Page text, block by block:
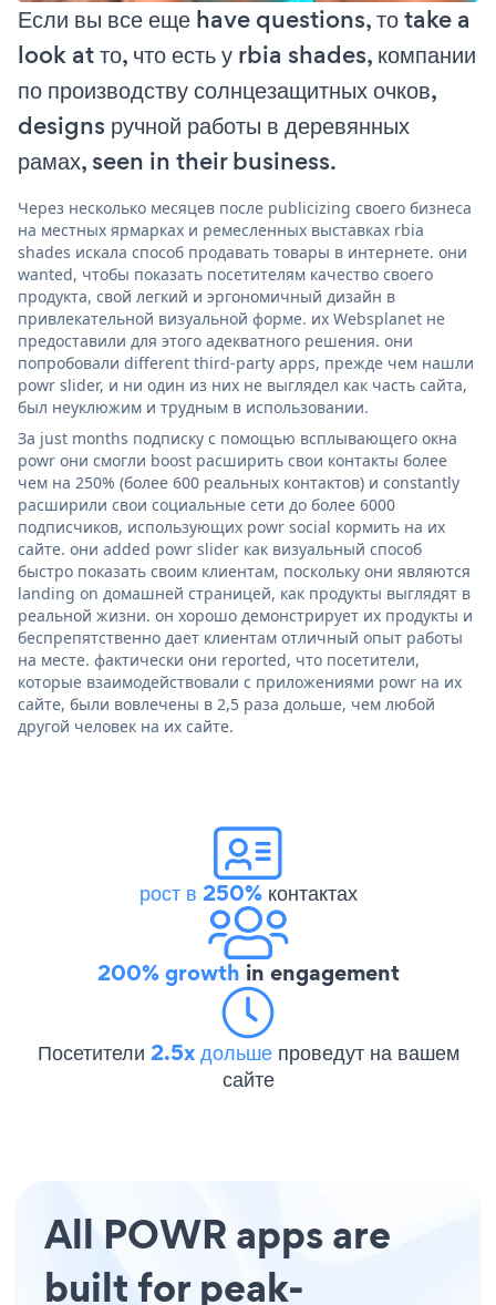
Если вы все еще have questions, то take a
look at то, что есть у rbia shades, компании
по производству солнцезащитных очков,
designs ручной работы в деревянных
рамах, seen in their business.
Через несколько месяцев после publicizing своего бизнеса
на местных ярмарках и ремесленных выставках rbia
shades искала способ продавать товары в интернете. они
wanted, чтобы показать посетителям качество своего
продукта, свой легкий и эргономичный дизайн в
привлекательной визуальной форме. их Websplanet не
предоставили для этого адекватного решения. они
попробовали different third-party apps, прежде чем нашли
powr slider, и ни один из них не выглядел как часть сайта,
был неуклюжим и трудным в использовании.
За just months подписку с помощью всплывающего окна
powr они смогли boost расширить свои контакты более
чем на 250% (более 600 реальных контактов) и constantly
расширили свои социальные сети до более 6000
подписчиков, использующих powr social кормить на их
сайте. они added powr slider как визуальный способ
быстро показать своим клиентам, поскольку они являются
landing on домашней страницей, как продукты выглядят в
реальной жизни. он хорошо демонстрирует их продукты и
беспрепятственно дает клиентам отличный опыт работы
на месте. фактически они reported, что посетители,
которые взаимодействовали с приложениями powr на их
сайте, были вовлечены в 2,5 раза дольше, чем любой
другой человек на их сайте.
рост в 250%контактах
200% growth in engagement
Посетители 2.5x дольше проведут на вашем
сайте
All POWR apps are
built for peak-